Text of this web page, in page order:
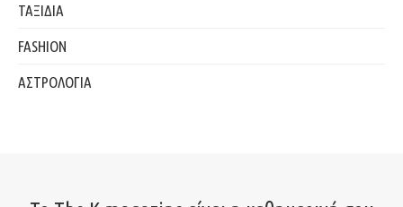
ΤΑΞΙΔΙΑ
FASHION
ΑΣΤΡΟΛΟΓΙΑ